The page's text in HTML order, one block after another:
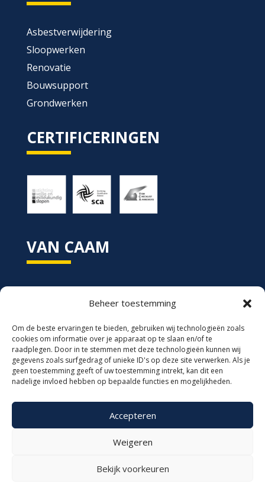
Beheer toestemming
Om de beste ervaringen te bieden, gebruiken wij technologieën zoals
cookies om informatie over je apparaat op te slaan en/of te
raadplegen. Door in te stemmen met deze technologieën kunnen wij
gegevens zoals surfgedrag of unieke ID's op deze site verwerken. Als je
geen toestemming geeft of uw toestemming intrekt, kan dit een
nadelige invloed hebben op bepaalde functies en mogelijkheden.
Accepteren
Weigeren
Bekijk voorkeuren
Asbestverwijdering
Sloopwerken
Renovatie
Bouwsupport
Grondwerken
CERTIFICERINGEN
VAN CAAM
Van Caam
Standdaarbuitensedijk 3
Telefoon:0165 311206
E-mail:info@vancaam.nl
Van Caam © ontwerp & realisatie website:
Vermeulen Steenbergen